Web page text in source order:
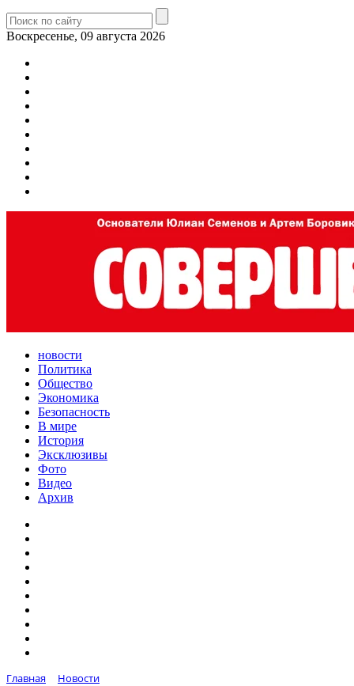
Воскресенье, 09 августа 2026
новости
Политика
Общество
Экономика
Безопасность
В мире
История
Эксклюзивы
Фото
Видео
Архив
Главная
Новости